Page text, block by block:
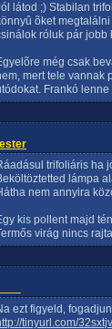
látod ;) Stabilan
õket
róluk pár jobb
még csak
mert tele vannak
Frankó
trifoliáris ha
lámpa
nem annyira
kis pollent majd
virág nincs
ezt figyeld,
tinyurl.com/32sxtjv